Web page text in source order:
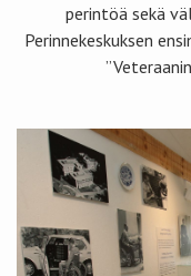
perintöä sekä
Perinnekeskuksen